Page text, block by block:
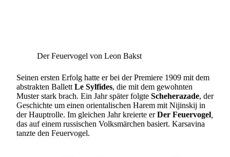
Der Feuervogel von Leon Bakst
Seinen ersten Erfolg hatte er bei der Premiere 1909 mit dem
abstrakten Ballett Le Sylfides, die mit dem gewohnten
Muster stark brach. Ein Jahr später folgte Scheherazade, der
Geschichte um einen orientalischen Harem mit Nijinskij in
der Hauptrolle. Im gleichen Jahr kreierte erDer Feuervogel
das auf einem russischen Volksmärchen basiert. Karsavina
tanzte den Feuervogel.